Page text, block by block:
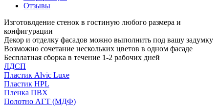
Отзывы
Изготовлдение стенок в гостиную любого размера и
конфигурации
Декор и отделку фасадов можно выполнить под вашу задумку
Возможно сочетание нескольких цветов в одном фасаде
Бесплатная сборка в течение 1-2 рабочих дней
ЛДСП
Пластик Alvic Luxe
Пластик HPL
Пленка ПВХ
Полотно АГТ (МДФ)